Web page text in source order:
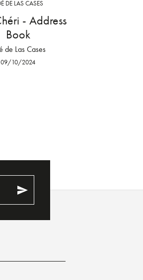
DE LAS CASES
- Address
Book
de Las Cases
09/10/2024
send